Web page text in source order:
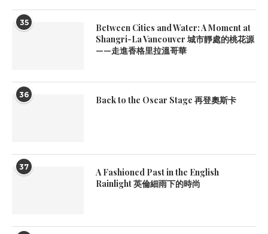
35
Between Cities and Water: A Moment at
Shangri-La Vancouver 城市靜處的桃花源
——走進香格里拉溫哥華
36 Back to the Oscar Stage 再登奧斯卡
37
A Fashioned Past in the English
Rainlight 英倫細雨下的時尚